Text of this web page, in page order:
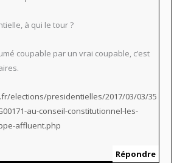
à qui le tour ?
coupable par un vrai coupable, c’est
elections/presidentielles/2017/03/03/35
au-conseil-constitutionnel-les-
affluent.php
Répondre